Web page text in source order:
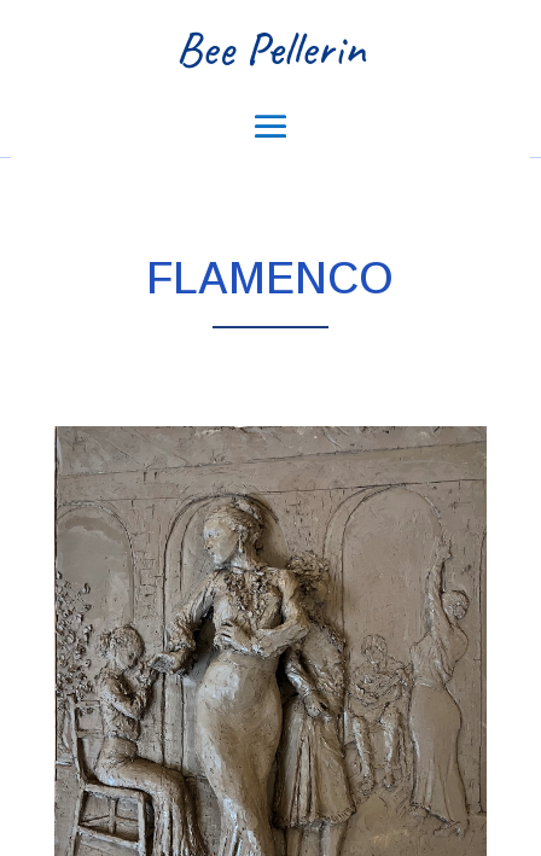
Bee Pellerin
FLAMENCO